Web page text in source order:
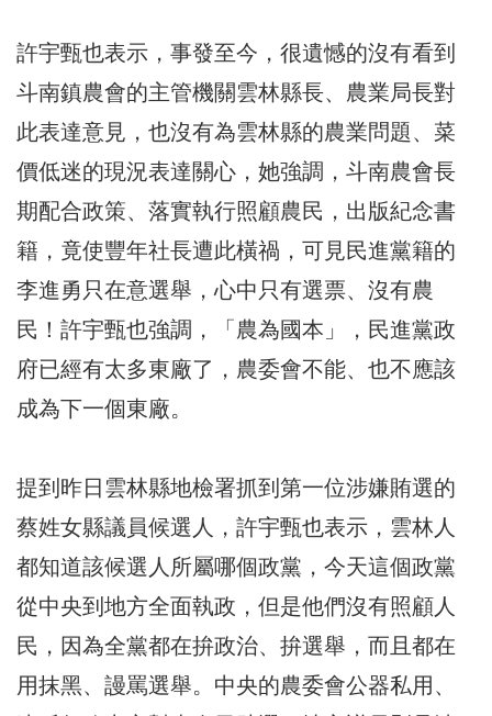
許宇甄也表示，事發至今，很遺憾的沒有看到
斗南鎮農會的主管機關雲林縣長、農業局長對
此表達意見，也沒有為雲林縣的農業問題、菜
價低迷的現況表達關心，她強調，斗南農會長
期配合政策、落實執行照顧農民，出版紀念書
籍，竟使豐年社長遭此橫禍，可見民進黨籍的
李進勇只在意選舉，心中只有選票、沒有農
民！許宇甄也強調，「農為國本」，民進黨政
府已經有太多東廠了，農委會不能、也不應該
成為下一個東廠。
提到昨日雲林縣地檢署抓到第一位涉嫌賄選的
蔡姓女縣議員候選人，許宇甄也表示，雲林人
都知道該候選人所屬哪個政黨，今天這個政黨
從中央到地方全面執政，但是他們沒有照顧人
民，因為全黨都在拚政治、拚選舉，而且都在
用抹黑、謾罵選舉。中央的農委會公器私用、